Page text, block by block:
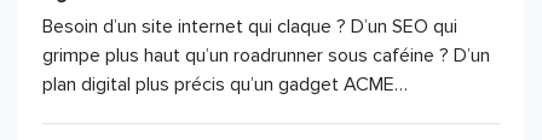
Besoin d’un site internet qui claque ? D’un SEO qui
grimpe plus haut qu’un roadrunner sous caféine ? D’un
plan digital plus précis qu’un gadget ACME…